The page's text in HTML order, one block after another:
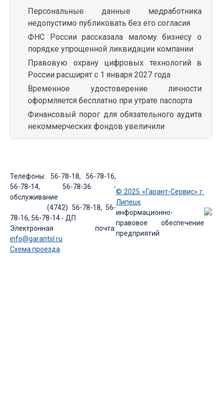
Персональные данные медработника
недопустимо публиковать без его согласия
ФНС России рассказала малому бизнесу о
порядке упрощенной ликвидации компании
Правовую охрану цифровых технологий в
России расширят с 1 января 2027 года
Временное удостоверение личности
оформляется бесплатно при утрате паспорта
Финансовый порог для обязательного аудита
некоммерческих фондов увеличили
Телефоны: 56-78-18, 56-78-16,
56-78-14, 56-78-36 -
обслуживание
(4742) 56-78-18, 56-
78-16, 56-78-14 - ДП
Электронная почта:
info@garantsl.ru
Схема проезда
© 2025 «Гарант-Сервис» г.
Липецк
информационно-
правовое обеспечение
предприятий